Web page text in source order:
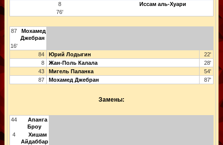
8
Иссам аль-Хуари
76'
87
Мохамед
Джебран
16'
84
Юрий Лодыгин
22'
8
Жан-Поль Калала
28'
43
Мигель Паланка
54'
87
Мохамед Джебран 87'
Замены:
44
Апанга
Броу
4
Хишам
Айдаббар